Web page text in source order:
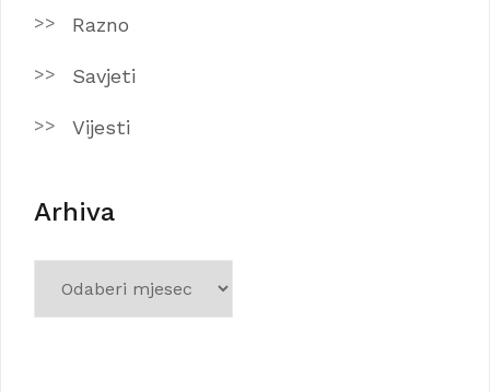
Razno
Savjeti
Vijesti
Arhiva